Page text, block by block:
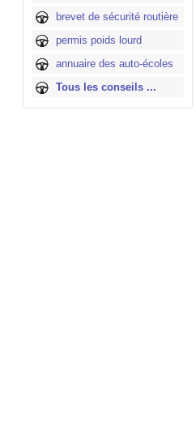
brevet de sécurité routière
permis poids lourd
annuaire des auto-écoles
Tous les conseils ...